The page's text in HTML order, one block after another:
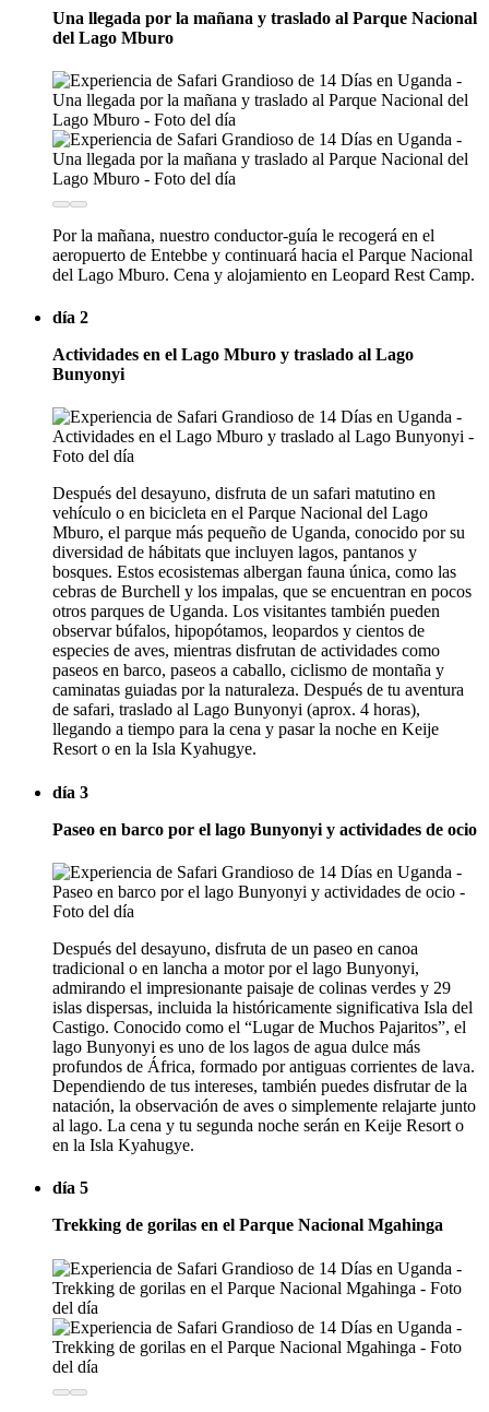
Una llegada por la mañana y traslado al Parque Nacional
del Lago Mburo
Por la mañana, nuestro conductor-guía le recogerá en el
aeropuerto de Entebbe y continuará hacia el Parque Nacional
del Lago Mburo. Cena y alojamiento en Leopard Rest Camp.
día 2
Actividades en el Lago Mburo y traslado al Lago
Bunyonyi
Después del desayuno, disfruta de un safari matutino en
vehículo o en bicicleta en el Parque Nacional del Lago
Mburo, el parque más pequeño de Uganda, conocido por su
diversidad de hábitats que incluyen lagos, pantanos y
bosques. Estos ecosistemas albergan fauna única, como las
cebras de Burchell y los impalas, que se encuentran en pocos
otros parques de Uganda. Los visitantes también pueden
observar búfalos, hipopótamos, leopardos y cientos de
especies de aves, mientras disfrutan de actividades como
paseos en barco, paseos a caballo, ciclismo de montaña y
caminatas guiadas por la naturaleza. Después de tu aventura
de safari, traslado al Lago Bunyonyi (aprox. 4 horas),
llegando a tiempo para la cena y pasar la noche en Keije
Resort o en la Isla Kyahugye.
día 3
Paseo en barco por el lago Bunyonyi y actividades de ocio
Después del desayuno, disfruta de un paseo en canoa
tradicional o en lancha a motor por el lago Bunyonyi,
admirando el impresionante paisaje de colinas verdes y 29
islas dispersas, incluida la históricamente significativa Isla del
Castigo. Conocido como el “Lugar de Muchos Pajaritos”, el
lago Bunyonyi es uno de los lagos de agua dulce más
profundos de África, formado por antiguas corrientes de lava.
Dependiendo de tus intereses, también puedes disfrutar de la
natación, la observación de aves o simplemente relajarte junto
al lago. La cena y tu segunda noche serán en Keije Resort o
en la Isla Kyahugye.
día 5
Trekking de gorilas en el Parque Nacional Mgahinga